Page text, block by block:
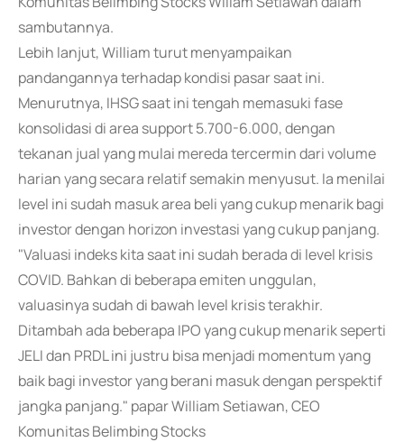
sambutannya.
Lebih lanjut, William turut menyampaikan
pandangannya terhadap kondisi pasar saat ini.
Menurutnya, IHSG saat ini tengah memasuki fase
konsolidasi di area support 5.700-6.000, dengan
tekanan jual yang mulai mereda tercermin dari volume
harian yang secara relatif semakin menyusut. Ia menilai
level ini sudah masuk area beli yang cukup menarik bagi
investor dengan horizon investasi yang cukup panjang.
"Valuasi indeks kita saat ini sudah berada di level krisis
COVID. Bahkan di beberapa emiten unggulan,
valuasinya sudah di bawah level krisis terakhir.
Ditambah ada beberapa IPO yang cukup menarik seperti
JELI dan PRDL ini justru bisa menjadi momentum yang
baik bagi investor yang berani masuk dengan perspektif
jangka panjang." papar William Setiawan, CEO
Komunitas Belimbing Stocks